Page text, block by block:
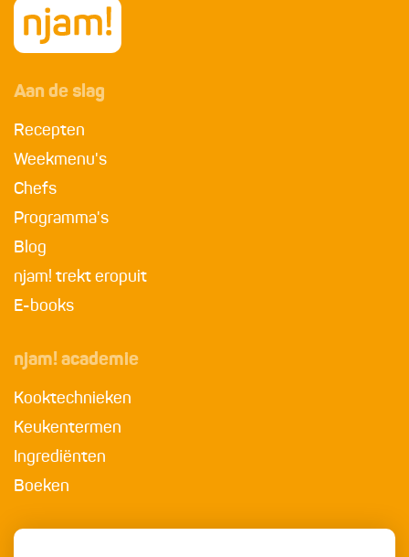
Aan de slag
Recepten
Weekmenu's
Chefs
Programma's
Blog
njam! trekt eropuit
E-books
njam! academie
Kooktechnieken
Keukentermen
Ingrediënten
Boeken